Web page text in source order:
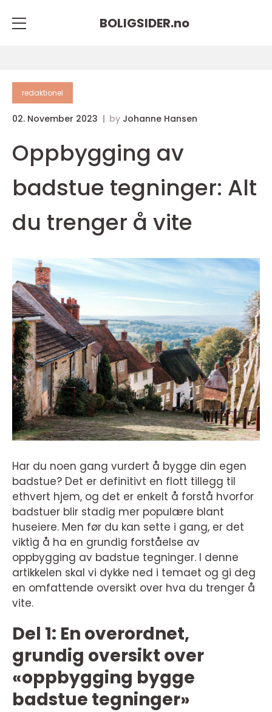
BOLIGSIDER.no
redaktionel
02. November 2023 by Johanne Hansen
Oppbygging av
badstue tegninger: Alt
du trenger å vite
Har du noen gang vurdert å bygge din egen
badstue? Det er definitivt en flott tillegg til
ethvert hjem, og det er enkelt å forstå hvorfor
badstuer blir stadig mer populære blant
huseiere. Men før du kan sette i gang, er det
viktig å ha en grundig forståelse av
oppbygging av badstue tegninger. I denne
artikkelen skal vi dykke ned i temaet og gi deg
en omfattende oversikt over hva du trenger å
vite.
Del 1: En overordnet,
grundig oversikt over
«oppbygging bygge
badstue tegninger»